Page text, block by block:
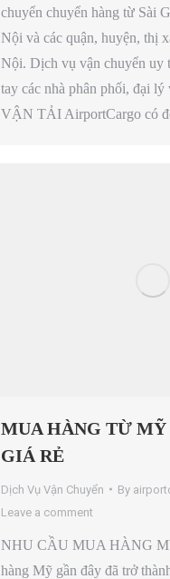
chuyển chuyển hàng từ Sài
Nội và các quận, huyện, thị
Nội. Dịch vụ vận chuyển uy
tay các nhà phân phối, đại
VẬN TẢI AirportCargo có
MUA HÀNG TỪ
GIÁ RẺ
Dịch Vụ Vận Chuyển By
Leave a comment
NHU CẦU MUA HÀNG
hàng Mỹ gần đây đã trở